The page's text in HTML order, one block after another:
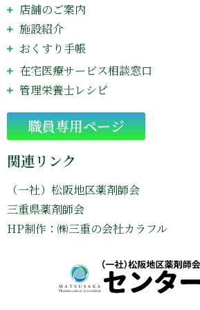
店舗のご案内
施設紹介
おくすり手帳
在宅医療サービス相談窓口
管理栄養士レシピ
職員専用ページ
Go
関連リンク
（一社）松阪地区薬剤師会
三重県薬剤師会
HP制作：㈱三重の会社カラフル